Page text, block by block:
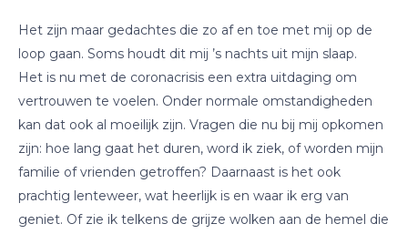
Het zijn maar gedachtes die zo af en toe met mij op de
loop gaan. Soms houdt dit mij ’s nachts uit mijn slaap.
Het is nu met de coronacrisis een extra uitdaging om
vertrouwen te voelen. Onder normale omstandigheden
kan dat ook al moeilijk zijn. Vragen die nu bij mij opkomen
zijn: hoe lang gaat het duren, word ik ziek, of worden mijn
familie of vrienden getroffen? Daarnaast is het ook
prachtig lenteweer, wat heerlijk is en waar ik erg van
geniet. Of zie ik telkens de grijze wolken aan de hemel die